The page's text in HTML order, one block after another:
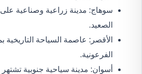
سوهاج: مدينة زراعية وصناعية
الصعيد.
الأقصر: عاصمة السياحة التاريخية
الفرعونية.
أسوان: مدينة سياحية جنوبية تشتهر